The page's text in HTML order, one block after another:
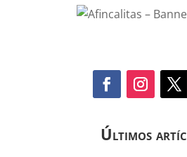
Últimos